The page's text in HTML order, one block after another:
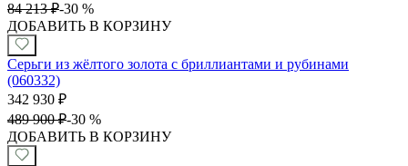
84 213 ₽-30 %
ДОБАВИТЬ В КОРЗИНУ
Серьги из жёлтого золота с бриллиантами и рубинами
(060332)
342 930 ₽
489 900 ₽-30 %
ДОБАВИТЬ В КОРЗИНУ